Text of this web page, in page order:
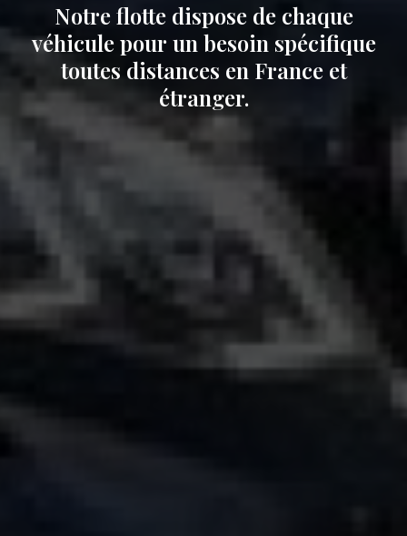
Notre flotte dispose de chaque
véhicule pour un besoin spécifique
toutes distances en France et
étranger.